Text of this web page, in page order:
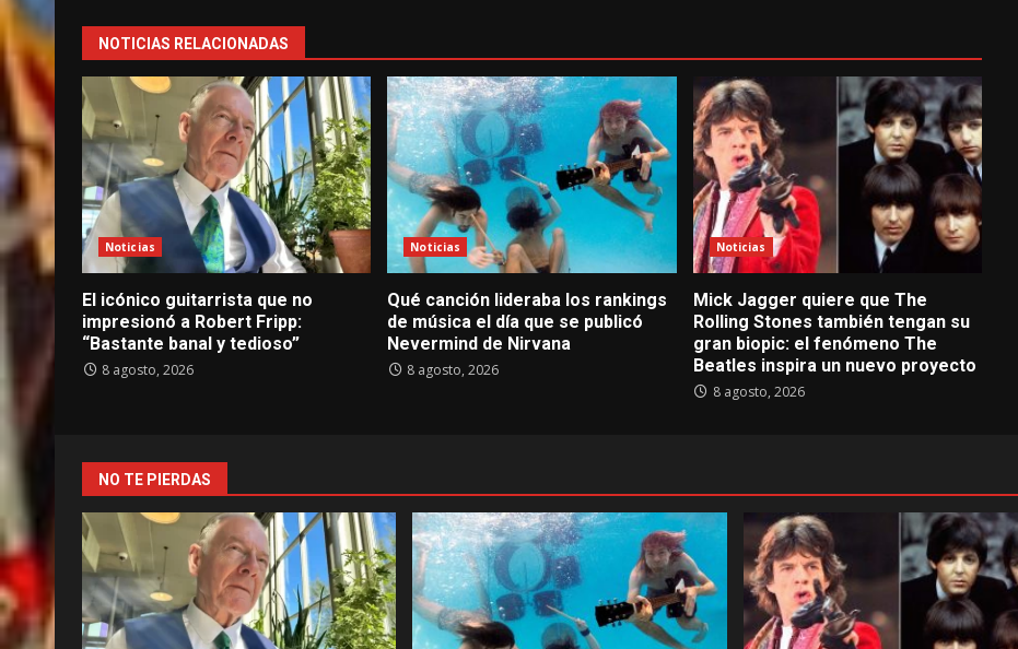
NOTICIAS RELACIONADAS
Noticias
El icónico guitarrista que no
impresionó a Robert Fripp:
“Bastante banal y tedioso”
8 agosto, 2026
Noticias
Qué canción lideraba los rankings
de música el día que se publicó
Nevermind de Nirvana
8 agosto, 2026
Noticias
Mick Jagger quiere que The
Rolling Stones también tengan su
gran biopic: el fenómeno The
Beatles inspira un nuevo proyecto
8 agosto, 2026
NO TE PIERDAS